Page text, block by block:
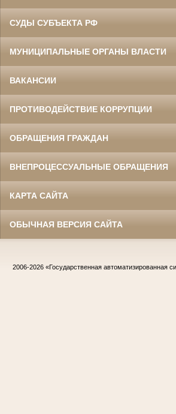
СУДЫ СУБЪЕКТА РФ
МУНИЦИПАЛЬНЫЕ ОРГАНЫ ВЛАСТИ
ВАКАНСИИ
ПРОТИВОДЕЙСТВИЕ КОРРУПЦИИ
ОБРАЩЕНИЯ ГРАЖДАН
ВНЕПРОЦЕССУАЛЬНЫЕ ОБРАЩЕНИЯ
КАРТА САЙТА
ОБЫЧНАЯ ВЕРСИЯ САЙТА
2006-2026 «Государственная автоматизированная